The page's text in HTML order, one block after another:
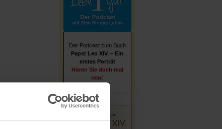
Der Podcast zum Buch
Papst Leo XIV. – Ein
erstes Porträt
Hören Sie doch mal
rein!